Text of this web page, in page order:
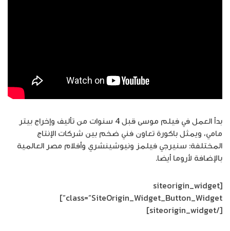
بدأ العمل في فيلم موسى قبل 4 سنوات من تأليف وإخراج بيتر
مامي، ويمثل باكورة تعاون فني ضخم بين شركات الإنتاج
المختلفة: سنيرجي فيلمز ونيوشينشري وأفلام مصر العالمية
بالإضافة لأروما أيضا.
[siteorigin_widget
class=”SiteOrigin_Widget_Button_Widget”]
[/siteorigin_widget]